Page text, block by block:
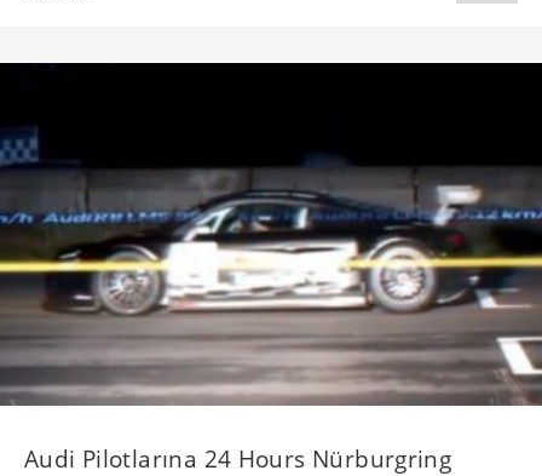
Audi Pilotlarına 24 Hours Nürburgring